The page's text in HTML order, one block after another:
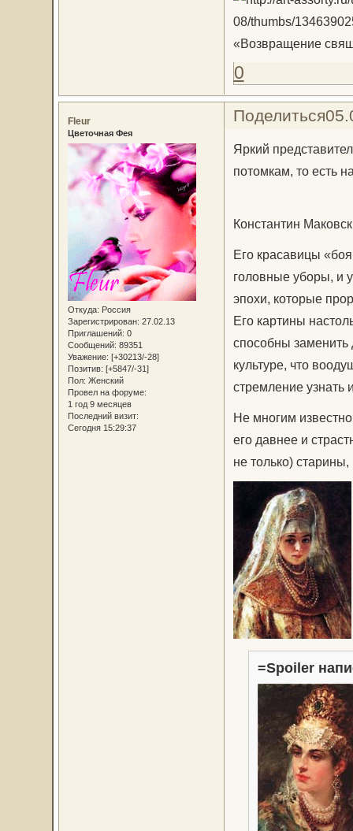
«Возвращение
0
Поделиться
Fleur
Цветочная Фея
Откуда: Россия
Зарегистрирован: 27.02.13
Приглашений: 0
Сообщений: 89351
Уважение: [+30213/-28]
Позитив: [+5847/-31]
Пол: Женский
Провел на форуме:
1 год 9 месяцев
Последний визит:
Сегодня 15:29:37
Яркий
потомкам, то есть
Константин
Его красавицы
головные уборы, и
эпохи, которые
Его картины
способны заменить
культуре, что
стремление узнать
Не многим
его давнее и
не только)
=Spoiler